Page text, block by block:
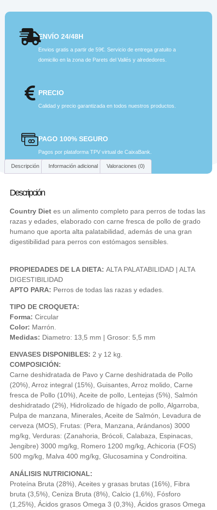
ENVÍO 24/48H
Envios gratis a partir de 59€. Servicio de entrega gratuito a
domicilio en la zona de Parets del Vallés y alrededores.
PRECIO
Calidad y precio garantizada en todos nuestros productos.
PAGO 100% SEGURO
Pagos por plataforma TPV virtual de CaixaBank.
Descripción Información adicional Valoraciones (0)
Descripción
Country Diet es un alimento completo para perros de todas las
razas y edades, elaborado con carne fresca de pollo de grado
humano que aporta alta palatabilidad, además de una gran
digestibilidad para perros con estómagos sensibles.
PROPIEDADES DE LA DIETA: ALTA PALATABILIDAD | ALTA
DIGESTIBILIDAD
APTO PARA: Perros de todas las razas y edades.
TIPO DE CROQUETA:
Forma: Circular
Color: Marrón.
Medidas: Diametro: 13,5 mm | Grosor: 5,5 mm
ENVASES DISPONIBLES: 2 y 12 kg.
COMPOSICIÓN:
Carne deshidratada de Pavo y Carne deshidratada de Pollo
(20%), Arroz integral (15%), Guisantes, Arroz molido, Carne
fresca de Pollo (10%), Aceite de pollo, Lentejas (5%), Salmón
deshidratado (2%), Hidrolizado de hígado de pollo, Algarroba,
Pulpa de manzana, Minerales, Aceite de Salmón, Levadura de
cerveza (MOS), Frutas: (Pera, Manzana, Arándanos) 3000
mg/kg, Verduras: (Zanahoria, Brócoli, Calabaza, Espinacas,
Jengibre) 3000 mg/kg, Romero 1200 mg/kg, Achicoria (FOS)
500 mg/kg, Malva 400 mg/kg, Glucosamina y Condroitina.
ANÁLISIS NUTRICIONAL:
Proteína Bruta (28%), Aceites y grasas brutas (16%), Fibra
bruta (3,5%), Ceniza Bruta (8%), Calcio (1,6%), Fósforo
(1,25%), Ácidos grasos Omega 3 (0,3%), Ácidos grasos Omega